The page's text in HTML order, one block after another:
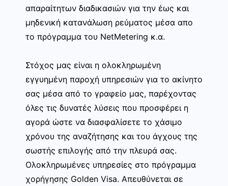
απαραίτητων διαδικασιών για την έως και
μηδενική κατανάλωση ρεύματος μέσα απο
το πρόγραμμα του NetMetering κ.α.
Στόχος μας είναι η ολοκληρωμένη
εγγυημένη παροχή υπηρεσιών για το ακίνητο
σας μέσα από το γραφείο μας, παρέχοντας
όλες τις δυνατές λύσεις που προσφέρει η
αγορά ώστε να διασφαλίσετε το χάσιμο
χρόνου της αναζήτησης και του άγχους της
σωστής επιλογής από την πλευρά σας.
Ολοκληρωμένες υπηρεσίες στο πρόγραμμα
χορήγησης Golden Visa. Απευθύνεται σε